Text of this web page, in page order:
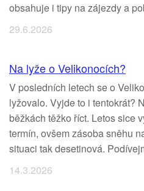
obsahuje i tipy na zájezdy a
29.6.2026
Na lyže o Velikonocích?
V posledních letech se o
lyžovalo. Vyjde to i tentokrát?
běžkách těžko říct. Letos sice
termín, ovšem zásoba sněhu
situaci tak desetinová.
14.3.2026